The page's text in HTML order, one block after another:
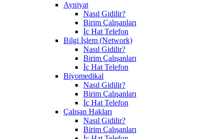
Ayniyat
Nasıl Gidilir?
Birim Çalışanları
İç Hat Telefon
Bilgi İşlem (Network)
Nasıl Gidilir?
Birim Çalışanları
İç Hat Telefon
Biyomedikal
Nasıl Gidilir?
Birim Çalışanları
İç Hat Telefon
Çalışan Hakları
Nasıl Gidilir?
Birim Çalışanları